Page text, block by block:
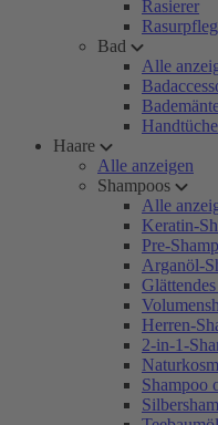
Rasierer
Bad
Alle
Haare
Alle anzeigen
Shampoos
Alle
Keratin-
Pre-
Arganöl-
Herren-
2-in-1-
Shampoo